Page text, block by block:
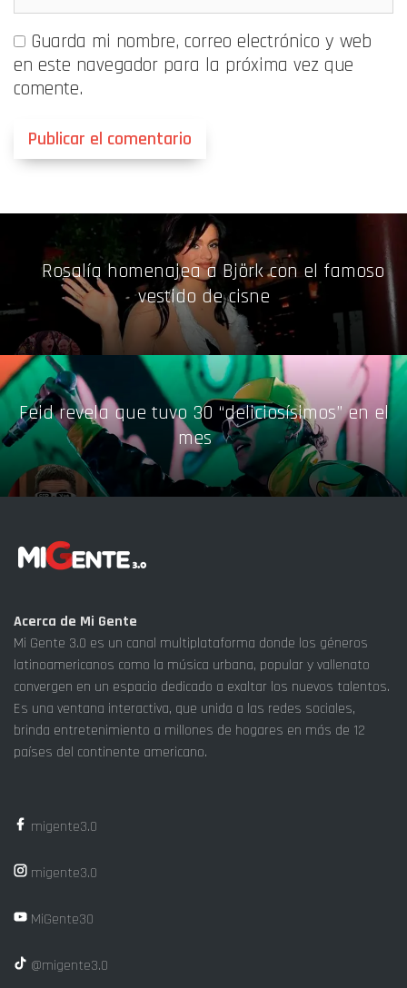
Guarda mi nombre, correo electrónico y web
en este navegador para la próxima vez que
comente.
Rosalía homenajea a Björk con el famoso
vestido de cisne
Feid revela que tuvo 30 “deliciosísimos” en el
mes
Acerca de Mi Gente
Mi Gente 3.0 es un canal multiplataforma donde los géneros
latinoamericanos como la música urbana, popular y vallenato
convergen en un espacio dedicado a exaltar los nuevos talentos.
Es una ventana interactiva, que unida a las redes sociales,
brinda entretenimiento a millones de hogares en más de 12
países del continente americano.
migente3.0
migente3.0
MiGente30
@migente3.0